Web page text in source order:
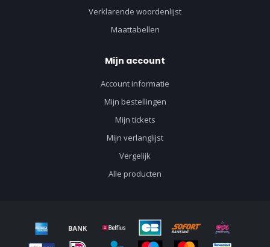
Verklarende woordenlijst
Maattabellen
Mijn account
Account informatie
Mijn bestellingen
Mijn tickets
Mijn verlanglijst
Vergelijk
Alle producten